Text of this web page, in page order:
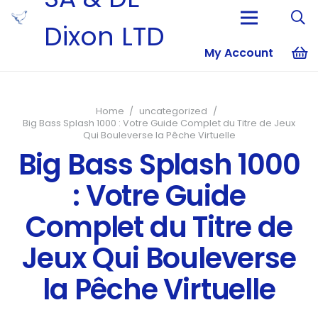
Dixon LTD
My Account
Home / uncategorized /
Big Bass Splash 1000 : Votre Guide Complet du Titre de Jeux
Qui Bouleverse la Pêche Virtuelle
Big Bass Splash 1000
: Votre Guide
Complet du Titre de
Jeux Qui Bouleverse
la Pêche Virtuelle